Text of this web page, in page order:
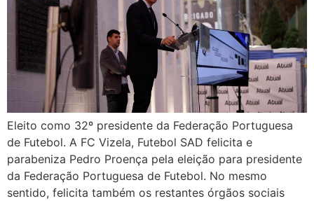
Eleito como 32º presidente da Federação Portuguesa
de Futebol. A FC Vizela, Futebol SAD felicita e
parabeniza Pedro Proença pela eleição para presidente
da Federação Portuguesa de Futebol. No mesmo
sentido, felicita também os restantes órgãos sociais